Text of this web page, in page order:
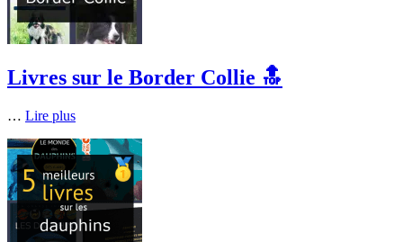
Livres sur le Border Collie 🔝
… Lire plus